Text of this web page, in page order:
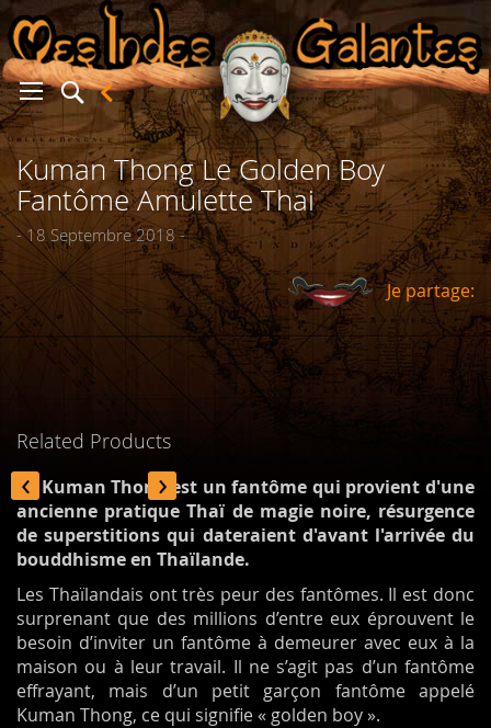
Kuman Thong Le Golden Boy
Fantôme Amulette Thai
- 18 Septembre 2018 -
Je partage:
Related Products
‹ ›
Le Kuman Thong est un fantôme qui provient d'une
ancienne pratique Thaï de magie noire, résurgence
de superstitions qui dateraient d'avant l'arrivée du
bouddhisme en Thaïlande.
Les Thaïlandais ont très peur des fantômes. Il est donc
surprenant que des millions d’entre eux éprouvent le
besoin d’inviter un fantôme à demeurer avec eux à la
maison ou à leur travail. Il ne s’agit pas d’un fantôme
effrayant, mais d’un petit garçon fantôme appelé
Kuman Thong, ce qui signifie « golden boy ».